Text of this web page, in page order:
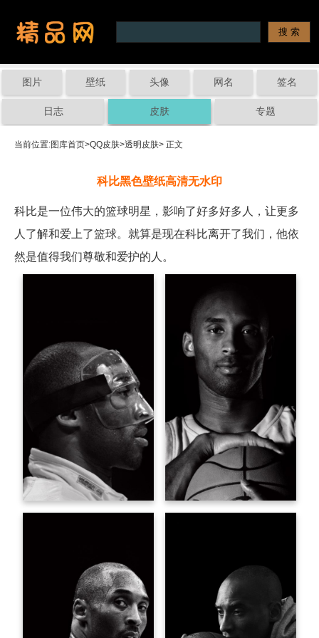
图片 壁纸 头像 网名 签名
日志 皮肤 专题
当前位置:图库首页>QQ皮肤>透明皮肤> 正文
科比黑色壁纸高清无水印
科比是一位伟大的篮球明星，影响了好多好多人，让更多
人了解和爱上了篮球。就算是现在科比离开了我们，他依
然是值得我们尊敬和爱护的人。